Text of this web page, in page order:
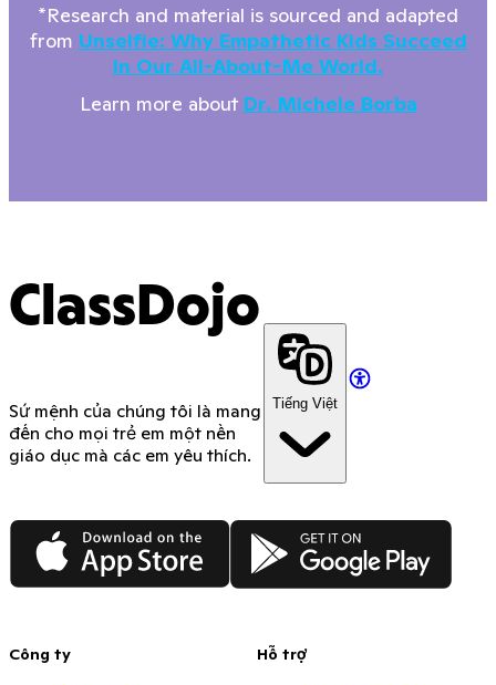
*Research and material is sourced and adapted
from Unselfie: Why Empathetic Kids Succeed
In Our All-About-Me World.
Learn more about Dr. Michele Borba
ClassDojo
Sứ mệnh của chúng tôi là mang
đến cho mọi trẻ em một nền
giáo dục mà các em yêu thích.
Tiếng Việt
App Store Google Play
Công ty Hỗ trợ